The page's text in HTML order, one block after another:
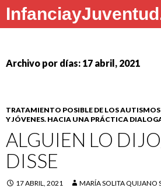
Buscar
Archivo por días: 17 abril, 2021
TRATAMIENTO POSIBLE DE LOS
Y JÓVENES. HACIA UNA PRÁCTICA
ALGUIEN LO
DISSE
17 ABRIL, 2021 MARÍA SOLITA QUIJANO